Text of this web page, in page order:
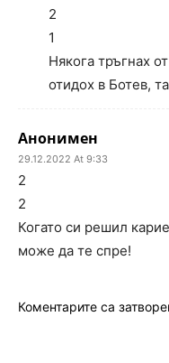
2
1
Някога тръгнах
отидох в Ботев,
Анонимен
29.12.2022 At 9:33
2
2
Когато си решил
може да те спре!
Коментарите са